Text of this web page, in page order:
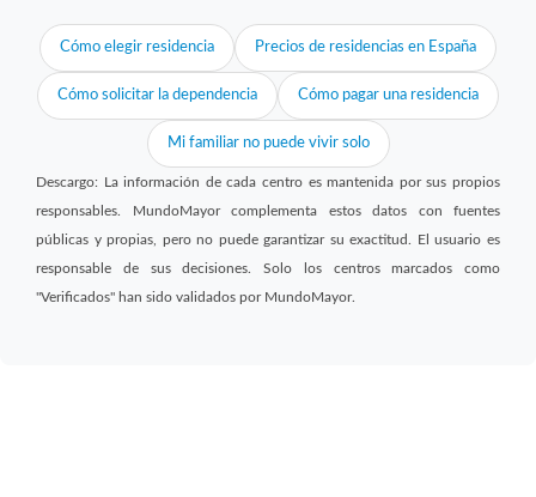
Cómo elegir residencia Precios de residencias en España
Cómo solicitar la dependencia Cómo pagar una residencia
Mi familiar no puede vivir solo
Descargo: La información de cada centro es mantenida por sus propios
responsables. MundoMayor complementa estos datos con fuentes
públicas y propias, pero no puede garantizar su exactitud. El usuario es
responsable de sus decisiones. Solo los centros marcados como
"Verificados" han sido validados por MundoMayor.